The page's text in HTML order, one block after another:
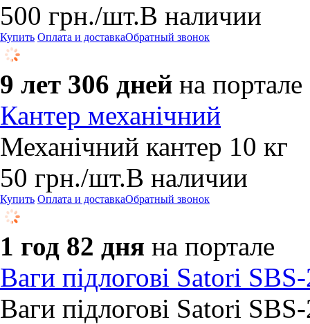
500 грн./шт.В наличии
Купить Оплата и доставкаОбратный звонок
9 лет 306 дней на портале
Кантер механічний
Механічний кантер 10 кг
50 грн./шт.В наличии
Купить Оплата и доставкаОбратный звонок
1 год 82 дня на портале
Ваги підлогові Satori
Ваги підлогові Satori